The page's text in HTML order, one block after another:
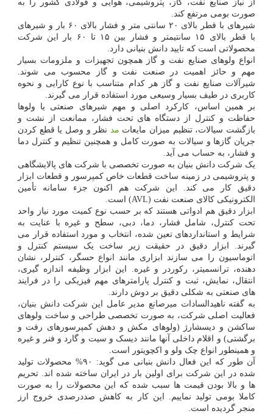
از نیاز صنایع نفت، گاز، پتروشیمی، هوایی و فولادی کشور را به
صورت بومی مرتفع کند.
شیرهای با قطر بالای ۲۰ سانتی متر و فشار بالای ۶۰ بار و شیرهای
با قطر بالای ۱۵ سانتیمتر و فشار بین ۱۵ تا ۶۰ بار این شرکت
محصولاتی است که تایید دانش بنیانی دارد.
انواع ولوهای صنایع نفت و گاز همچون تجهیزات و ملزومات بسیار
مهم و حائز اهمیت در صنعت نفت و گاز محسوب می شوند.
شیرآلات صنایع نفت و گاز هر کدام متناسب با نوع کارایی و نحوه
کاربری در طیف بسیار وسیعی مورد استفاده قرار می گیرند.
بر همین اساس، کارکرد اصلی و مهم شیرهای صنعتی یا ولوها
حفاظت و کنترل از دستگاه های تحت فشار، ممانعت از نشت و
بازگشت سیالات، تنظیم میزان مایعات مد نظر و وصل یا قطع کردن
جریان گازها و سیالات به صورت کامل و همچنین تنظیم و کنترل دما
و فشار، به حساب می آید.
یک شرکت دانش بنیان به صورت تخصصی با شرکت های پالایشگاهی
و پتروشیمی در زمینه ساخت قطعات خاص کمپرسور و قطعات ابزار
دقیق کار می کند. این شرکت هم اکنون جزء سامانه تأمین
الکترونیکی کالای صنعت نفت (AVL) است.
ابزار دقیق هم ادواتی هستند که بر حسب نوع کمیت مورد نیاز واحد
تحت کنترل، شامل فشار، دما، دبی، سطح و غیره با عنایت به
شرایط و استانداردهای تعین شده، انتخاب و مورد استفاده قرار می
گیرند. ابزار دقیق در حقیقت زیر ساخت یک سیستم کنترل و
اتوماسیون را می سازند ابزاری مانند انواع حسگر، کنترلر، نشان
دهنده، ترانسمیتر، رکوردر و غیره. این ابزار وظیفه اندازه گیری،
انتقال، نمایش، ثبت و کنترل پارامترهای مهم فیزیکی را در فرایند
های صنعتی به شکلی دقیق بر دوش دارند.
به گفته ناهیدالسادات میرصانع مدیر عامل این شرکت دانش بنیان،
فعالیت اصلی شرکت، به صورت تخصصی طراحی و ساخت ولوهای
ساکشن و دیسشارژ (ولوهای مکش و دهش کمپرسورهای رفت و
برگشتی) و اقلام داخلی آنها مانند دیسک و سیت و گارد و فنر و غیره
و همینطور انواع چک ولو و اکچویتور است.
آن طور که این فعال دانش بنیانی می گوید: ۹۰% محصولات تولید
شده در این شرکت برای اولین بار در ایران ساخته شده اند. تحریم
ها و بالا بودن قیمت ها سبب شده که این محصولات را به صورت
کاملا بومی تولید نماییم. این کار به کاهش صددرصدی خروج ارز
منجر گردیده است.